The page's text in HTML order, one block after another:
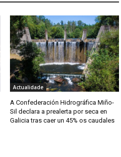
Actualidade
A Confederación Hidrográfica Miño-
Sil declara a prealerta por seca en
Galicia tras caer un 45% os caudales